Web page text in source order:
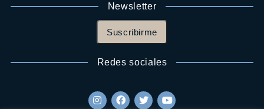
Newsletter
Suscribirme
Redes sociales